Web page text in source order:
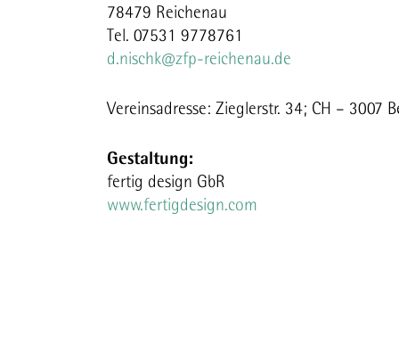
78479 Reichenau
Tel. 07531 9778761
d.nischk@zfp-reichenau.de
Vereinsadresse: Zieglerstr. 34; CH – 3007
Gestaltung:
fertig design GbR
www.fertigdesign.com